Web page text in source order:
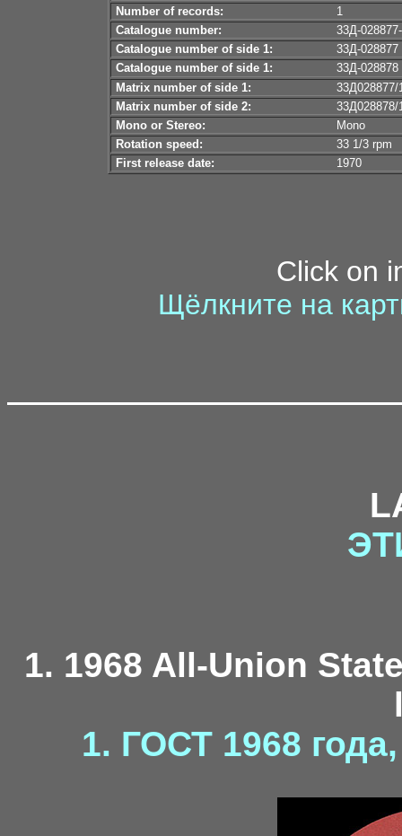
Number of records:
1
Catalogue number:
33Д-
Catalogue number of side 1:
33Д-
Catalogue number of side 1:
33Д-
Matrix number of side 1:
33Д028877/
Matrix number of side 2:
33Д028878/
Mono or Stereo:
Mono
Rotation speed:
33 1/3 rpm
First release date:
1970
Click on
Щёлкните на
1. 1968 All-Union
1. ГОСТ 1968